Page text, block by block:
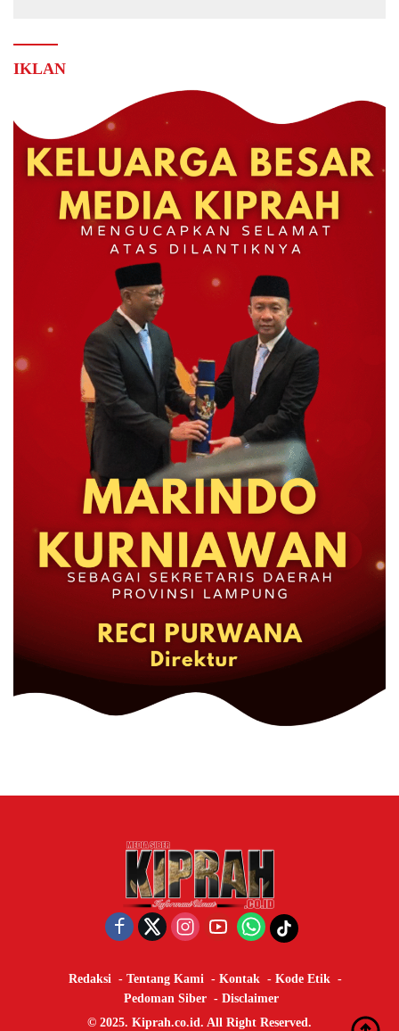
IKLAN
Redaksi Tentang Kami Kontak
Kode Etik
Pedoman Siber
Disclaimer
© 2025. Kiprah.co.id. All Right Reserved.